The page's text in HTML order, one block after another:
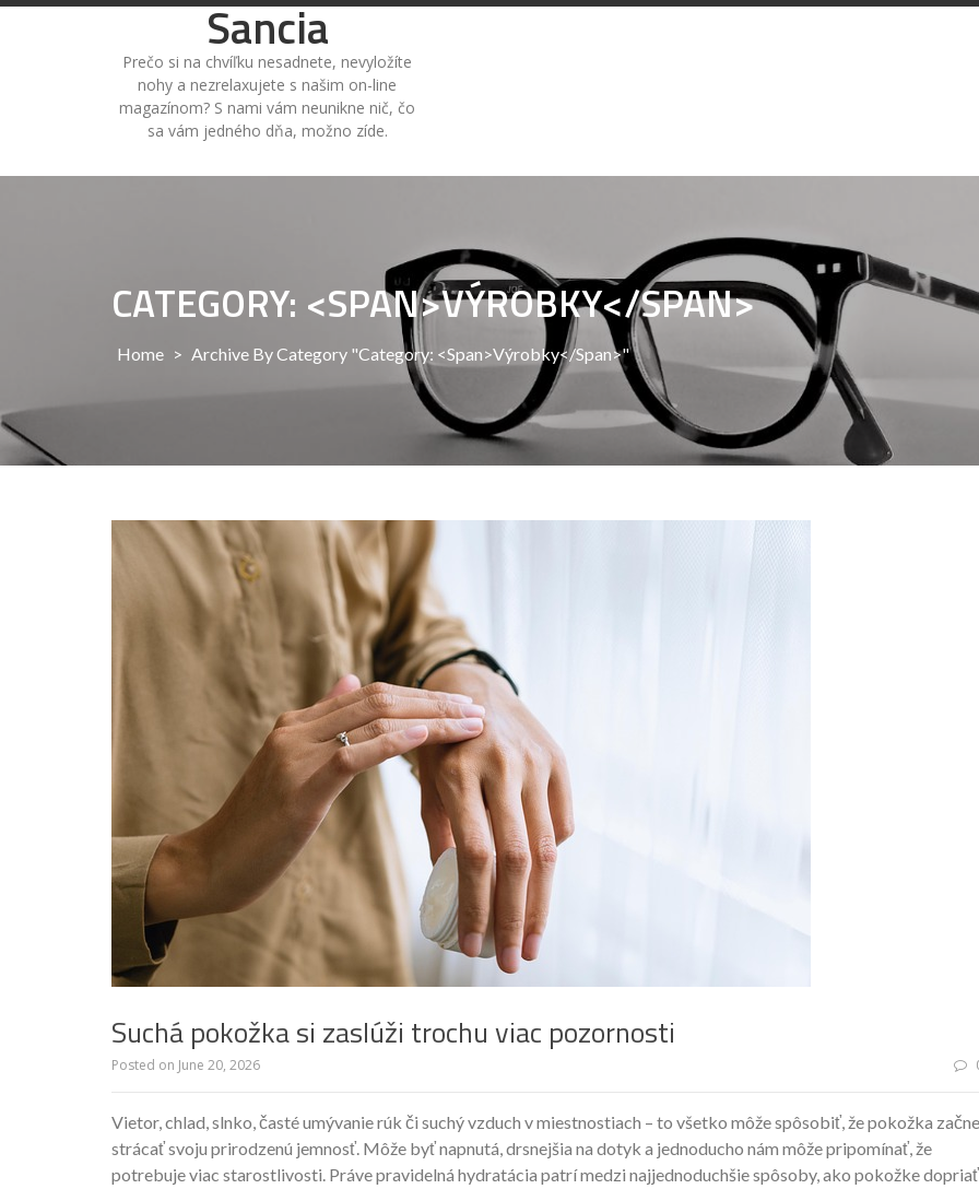
Skip
Sancia
Prečo si na chvíľku nesadnete, nevyložíte
nohy a nezrelaxujete s našim on-line
magazínom? S nami vám neunikne nič, čo
sa vám jedného dňa, možno zíde.
CATEGORY: <SPAN>VÝROBKY</SPAN>
Home > Archive By Category "Category: <span>Výrobky</span>"
Suchá pokožka si zaslúži trochu viac pozornosti
Posted on June 20, 2026
Vietor, chlad, slnko, časté umývanie rúk či suchý vzduch v miestnostiach – to všetko môže spôsobiť, že pokožka začne
strácať svoju prirodzenú jemnosť. Môže byť napnutá, drsnejšia na dotyk a jednoducho nám môže pripomínať, že
potrebuje viac starostlivosti. Práve pravidelná hydratácia patrí medzi najjednoduchšie spôsoby, ako pokožke dopriať